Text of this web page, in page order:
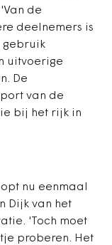
de
deelnemers is
gebruik
uitvoerige
De
van de
bij het rijk in
nu eenmaal
Dijk van het
'Toch moet
proberen. Het